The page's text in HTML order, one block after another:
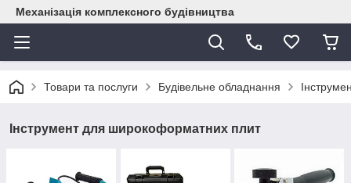
Механізація комплексного будівництва
Товари та послуги Будівельне обладнання
Інструмент для широкоформатних плит